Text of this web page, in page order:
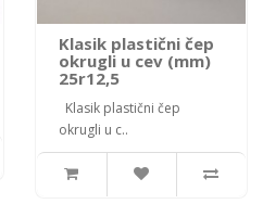
Klasik plastični čep
okrugli u cev (mm)
25r12,5
Klasik plastični čep
okrugli u c..